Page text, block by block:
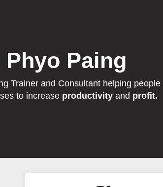
Phyo Paing
Trainer and Consultant helping people
to increase productivityand profit.